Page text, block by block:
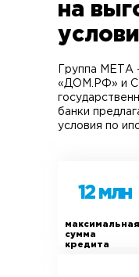
на
Группа МЕТА
«ДОМ.РФ» и
банки
условия по
12 млн
максимальная
сумма
кредита